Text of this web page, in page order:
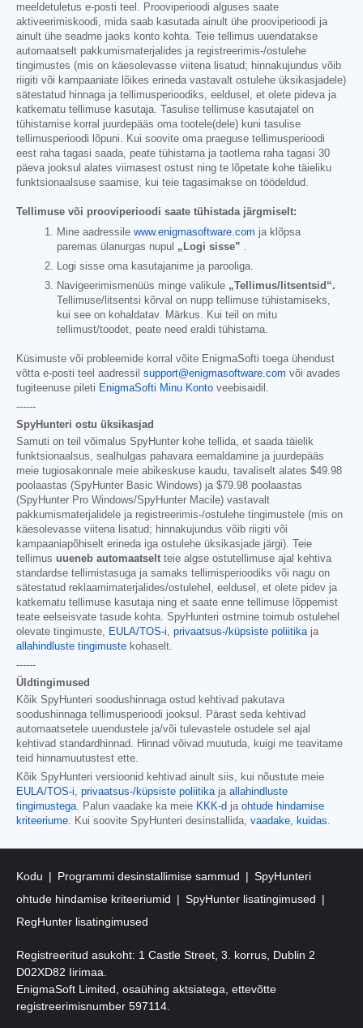
meeldetuletus e-posti teel. Prooviperioodi alguses saate
aktiveerimiskoodi, mida saab kasutada ainult ühe prooviperioodi ja
ainult ühe seadme jaoks konto kohta. Teie tellimus uuendatakse
automaatselt pakkumismaterjalides ja registreerimis-/ostulehe
tingimustes (mis on käesolevasse viitena lisatud; hinnakujundus võib
riigiti või kampaaniate lõikes erineda vastavalt ostulehe üksikasjadele)
sätestatud hinnaga ja tellimusperioodiks, eeldusel, et olete pideva ja
katkematu tellimuse kasutaja. Tasulise tellimuse kasutajatel on
tühistamise korral juurdepääs oma tootele(dele) kuni tasulise
tellimusperioodi lõpuni. Kui soovite oma praeguse tellimusperioodi
eest raha tagasi saada, peate tühistama ja taotlema raha tagasi 30
päeva jooksul alates viimasest ostust ning te lõpetate kohe täieliku
funktsionaalsuse saamise, kui teie tagasimakse on töödeldud.
Tellimuse või prooviperioodi saate tühistada järgmiselt:
Mine aadressile www.enigmasoftware.com ja klõpsa
paremas ülanurgas nupul „Logi sisse”
Logi sisse oma kasutajanime ja parooliga.
Navigeerimismenüüs minge valikule „Tellimus/litsentsid“.
Tellimuse/litsentsi kõrval on nupp tellimuse tühistamiseks,
kui see on kohaldatav. Märkus. Kui teil on mitu
tellimust/toodet, peate need eraldi tühistama.
Küsimuste või probleemide korral võite EnigmaSofti toega ühendust
võtta e-posti teel aadressil support@enigmasoftware.com või avades
tugiteenuse pileti EnigmaSofti Minu Konto veebisaidil.
------
SpyHunteri ostu üksikasjad
Samuti on teil võimalus SpyHunter kohe tellida, et saada täielik
funktsionaalsus, sealhulgas pahavara eemaldamine ja juurdepääs
meie tugiosakonnale meie abikeskuse kaudu, tavaliselt alates $49.98
poolaastas (SpyHunter Basic Windows) ja $79.98 poolaastas
(SpyHunter Pro Windows/SpyHunter Macile) vastavalt
pakkumismaterjalidele ja registreerimis-/ostulehe tingimustele (mis on
käesolevasse viitena lisatud; hinnakujundus võib riigiti või
kampaaniapõhiselt erineda iga ostulehe üksikasjade järgi). Teie
tellimus uueneb automaatselt teie algse ostutellimuse ajal kehtiva
standardse tellimistasuga ja samaks tellimisperioodiks või nagu on
sätestatud reklaamimaterjalides/ostulehel, eeldusel, et olete pidev ja
katkematu tellimuse kasutaja ning et saate enne tellimuse lõppemist
teate eelseisvate tasude kohta. SpyHunteri ostmine toimub ostulehel
olevate tingimuste, EULA/TOS-i, privaatsus-/küpsiste poliitikaja
allahindluste tingimuste kohaselt.
------
Üldtingimused
Kõik SpyHunteri soodushinnaga ostud kehtivad pakutava
soodushinnaga tellimusperioodi jooksul. Pärast seda kehtivad
automaatsetele uuendustele ja/või tulevastele ostudele sel ajal
kehtivad standardhinnad. Hinnad võivad muutuda, kuigi me teavitame
teid hinnamuutustest ette.
Kõik SpyHunteri versioonid kehtivad ainult siis, kui nõustute meie
EULA/TOS-i, privaatsus-/küpsiste poliitikaja allahindluste
tingimustega. Palun vaadake ka meie KKK-d ja ohtude hindamise
kriteeriume. Kui soovite SpyHunteri desinstallida, vaadake, kuidas.
Kodu Programmi desinstallimise sammud
SpyHunteri
ohtude hindamise kriteeriumid
SpyHunter lisatingimused
RegHunter lisatingimused
Registreeritud asukoht: 1 Castle Street, 3. korrus, Dublin 2
D02XD82 Iirimaa.
EnigmaSoft Limited, osaühing aktsiatega, ettevõtte
registreerimisnumber 597114.